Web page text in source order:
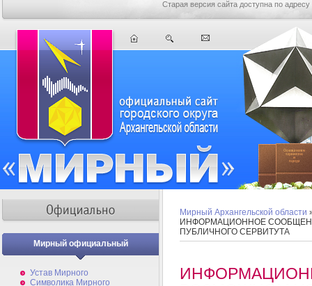
Старая версия сайта доступна по адресу
Мирный официальный
Устав Мирного
Символика Мирного
Мирный Архангельской области
ИНФОРМАЦИОННОЕ
ПУБЛИЧНОГО СЕРВИТУТА